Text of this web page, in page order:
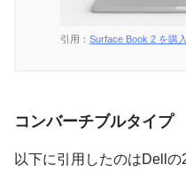
引用： Surface Book 2 を購
コンバーチブルタイプ
以下に引用したのはDell